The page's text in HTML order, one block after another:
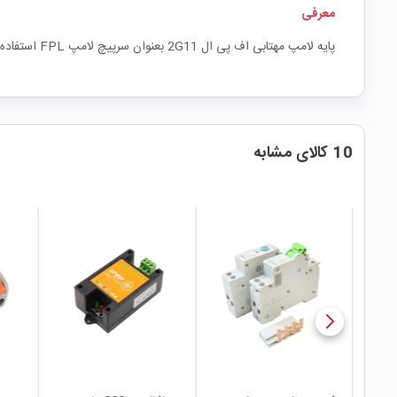
معرفی
پایه لامپ مهتابی اف پی ال 2G11 بعنوان سرپیچ لامپ FPL استفاده می شود و برای اتصال آن به ترانس مورد استفاده قرار میگیرد.
10 کالای مشابه